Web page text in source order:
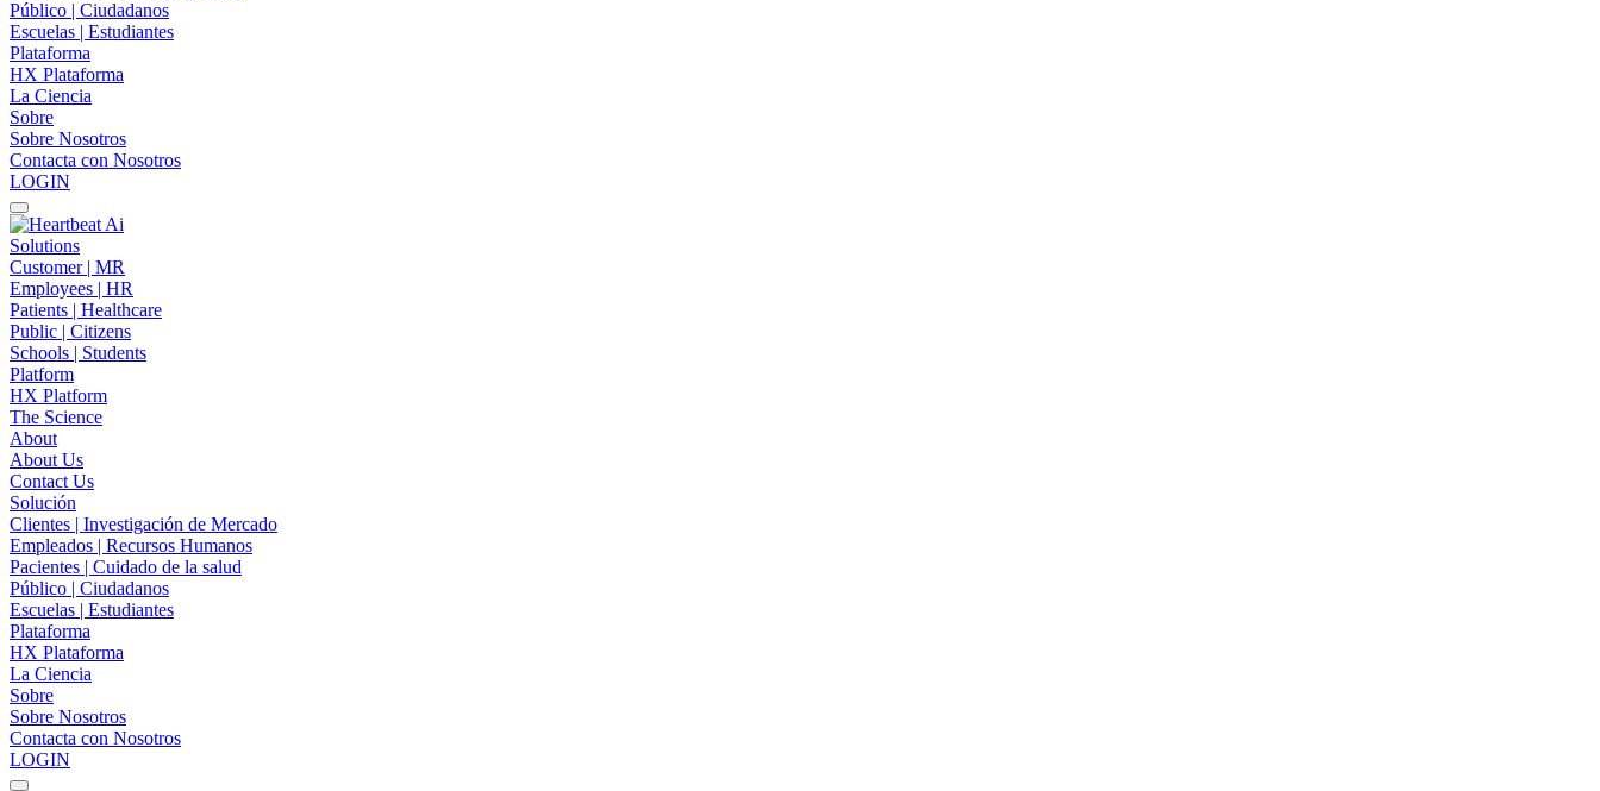
Público | Ciudadanos
Escuelas | Estudiantes
Plataforma
HX Plataforma
La Ciencia
Sobre
Sobre Nosotros
Contacta con Nosotros
LOGIN
Solutions
Customer | MR
Employees | HR
Patients | Healthcare
Public | Citizens
Schools | Students
Platform
HX Platform
The Science
About
About Us
Contact Us
Solución
Clientes | Investigación de Mercado
Empleados | Recursos Humanos
Pacientes | Cuidado de la salud
Público | Ciudadanos
Escuelas | Estudiantes
Plataforma
HX Plataforma
La Ciencia
Sobre
Sobre Nosotros
Contacta con Nosotros
LOGIN